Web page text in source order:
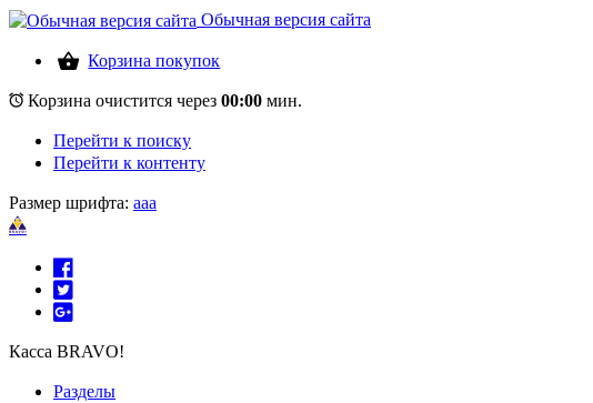
Обычная версия сайта
Корзина покупок
Корзина очистится через 00:00 мин.
Перейти к поиску
Перейти к контенту
Размер шрифта: aaa
Касса BRAVO!
Разделы